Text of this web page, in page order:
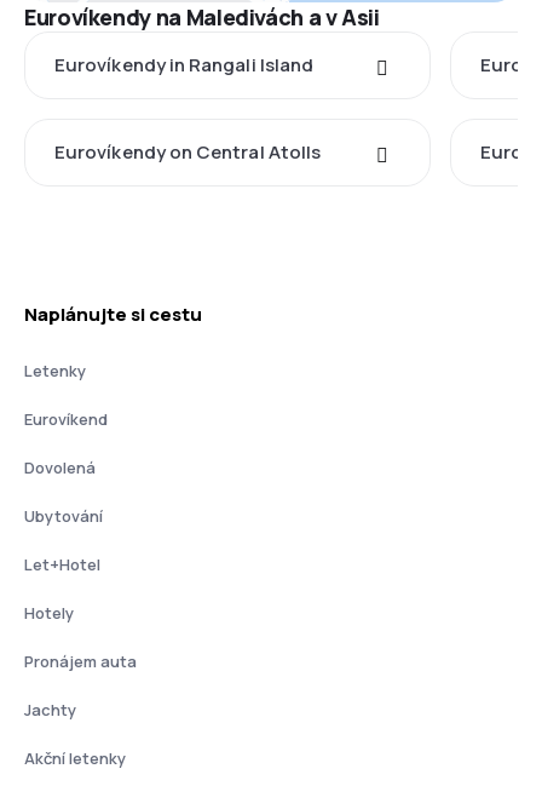
Eurovíkendy na Maledivách a v Asii
Eurovíkendy in Rangali Island
Eurovíkendy on Central Atolls
Naplánujte si cestu
Letenky
Eurovíkend
Dovolená
Ubytování
Let+Hotel
Hotely
Pronájem auta
Jachty
Akční letenky